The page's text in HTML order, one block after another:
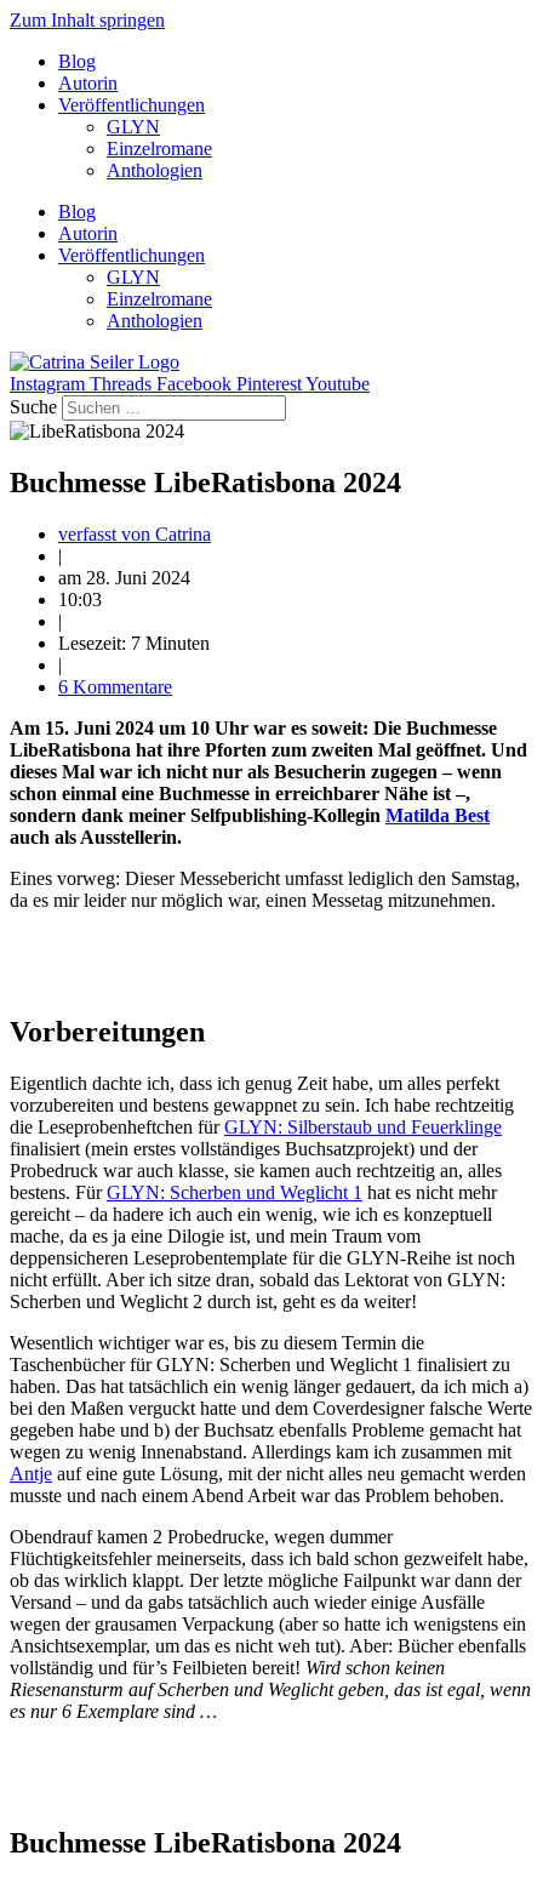
Zum Inhalt springen
Blog
Autorin
Veröffentlichungen
GLYN
Einzelromane
Anthologien
Blog
Autorin
Veröffentlichungen
GLYN
Einzelromane
Anthologien
Instagram Threads Facebook PinterestYoutube
Suche
Buchmesse LibeRatisbona 2024
verfasst von Catrina
|
am 28. Juni 2024
10:03
|
Lesezeit: 7 Minuten
|
6 Kommentare
Am 15. Juni 2024 um 10 Uhr war es soweit: Die Buchmesse
LibeRatisbona hat ihre Pforten zum zweiten Mal geöffnet. Und
dieses Mal war ich nicht nur als Besucherin zugegen – wenn
schon einmal eine Buchmesse in erreichbarer Nähe ist –,
sondern dank meiner Selfpublishing-Kollegin Matilda Best
auch als Ausstellerin.
Eines vorweg: Dieser Messebericht umfasst lediglich den Samstag,
da es mir leider nur möglich war, einen Messetag mitzunehmen.
Vorbereitungen
Eigentlich dachte ich, dass ich genug Zeit habe, um alles perfekt
vorzubereiten und bestens gewappnet zu sein. Ich habe rechtzeitig
die Leseprobenheftchen fürGLYN: Silberstaub und Feuerklinge
finalisiert (mein erstes vollständiges Buchsatzprojekt) und der
Probedruck war auch klasse, sie kamen auch rechtzeitig an, alles
bestens. FürGLYN: Scherben und Weglicht 1 hat es nicht mehr
gereicht – da hadere ich auch ein wenig, wie ich es konzeptuell
mache, da es ja eine Dilogie ist, und mein Traum vom
deppensicheren Leseprobentemplate für die GLYN-Reihe ist noch
nicht erfüllt. Aber ich sitze dran, sobald das Lektorat von GLYN:
Scherben und Weglicht 2 durch ist, geht es da weiter!
Wesentlich wichtiger war es, bis zu diesem Termin die
Taschenbücher für GLYN: Scherben und Weglicht 1 finalisiert zu
haben. Das hat tatsächlich ein wenig länger gedauert, da ich mich a)
bei den Maßen verguckt hatte und dem Coverdesigner falsche Werte
gegeben habe und b) der Buchsatz ebenfalls Probleme gemacht hat
wegen zu wenig Innenabstand. Allerdings kam ich zusammen mit
Antje auf eine gute Lösung, mit der nicht alles neu gemacht werden
musste und nach einem Abend Arbeit war das Problem behoben.
Obendrauf kamen 2 Probedrucke, wegen dummer
Flüchtigkeitsfehler meinerseits, dass ich bald schon gezweifelt habe,
ob das wirklich klappt. Der letzte mögliche Failpunkt war dann der
Versand – und da gabs tatsächlich auch wieder einige Ausfälle
wegen der grausamen Verpackung (aber so hatte ich wenigstens ein
Ansichtsexemplar, um das es nicht weh tut). Aber: Bücher ebenfalls
vollständig und für’s Feilbieten bereit! Wird schon keinen
Riesenansturm auf Scherben und Weglicht geben, das ist egal, wenn
es nur 6 Exemplare sind …
Buchmesse LibeRatisbona 2024